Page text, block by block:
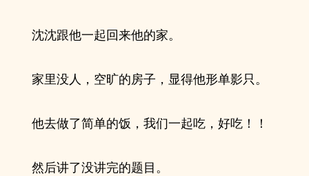
沈沈跟他一起回来他的家。
家里没人，空旷的房子，显得他形单影只。
他去做了简单的饭，我们一起吃，好吃！！
然后讲了没讲完的题目。